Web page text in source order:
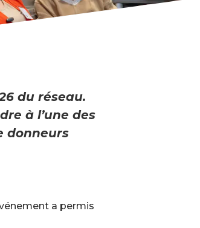
du réseau.
à l’une des
donneurs
a permis